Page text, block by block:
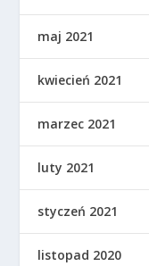
maj 2021
kwiecień 2021
marzec 2021
luty 2021
styczeń 2021
listopad 2020